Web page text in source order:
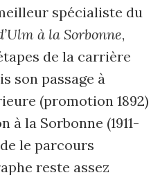
spécialiste du
à la Sorbonne,
de la carrière
son passage à
(promotion 1892)
à la Sorbonne (1911-
le parcours
reste assez